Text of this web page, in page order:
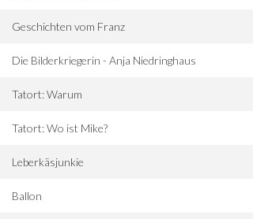
Geschichten vom Franz
Die Bilderkriegerin - Anja Niedringhaus
Tatort: Warum
Tatort: Wo ist Mike?
Leberkäsjunkie
Ballon